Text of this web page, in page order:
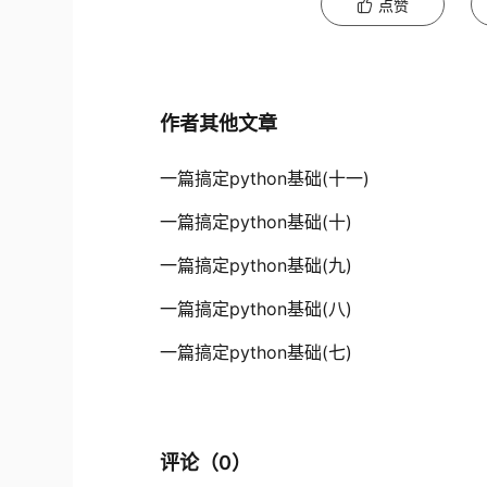
点赞
作者其他文章
一篇搞定python基础(十一)
一篇搞定python基础(十)
一篇搞定python基础(九)
一篇搞定python基础(八)
一篇搞定python基础(七)
评论（0）